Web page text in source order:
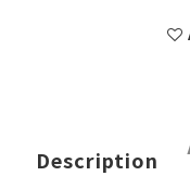
Description